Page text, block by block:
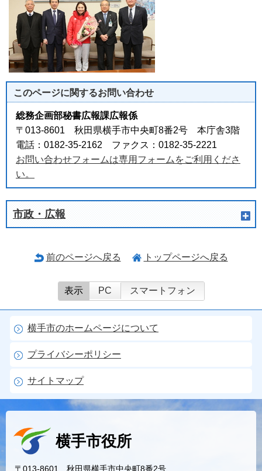
このページに関するお問い合わせ
総務企画部秘書広報課広報係
〒013-8601 秋田県横手市中央町8番2号 本庁舎3階
電話：0182-35-2162 ファクス：0182-35-2221
お問い合わせフォームは専用フォームをご利用くださ
い。
市政・広報
前のページへ戻る トップページへ戻る
表示 PC スマートフォン
横手市のホームページについて
プライバシーポリシー
サイトマップ
横手市役所
〒013-8601 秋田県横手市中央町8番2号